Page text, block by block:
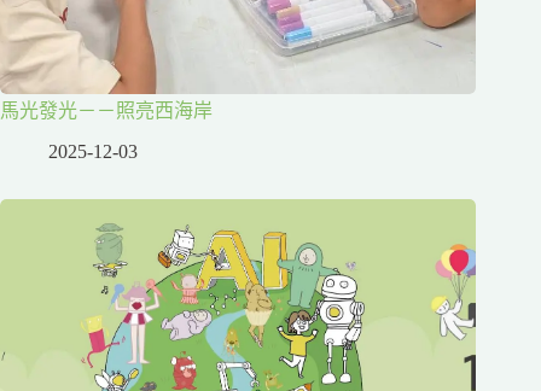
馬光發光－－照亮西海岸
2025-12-03